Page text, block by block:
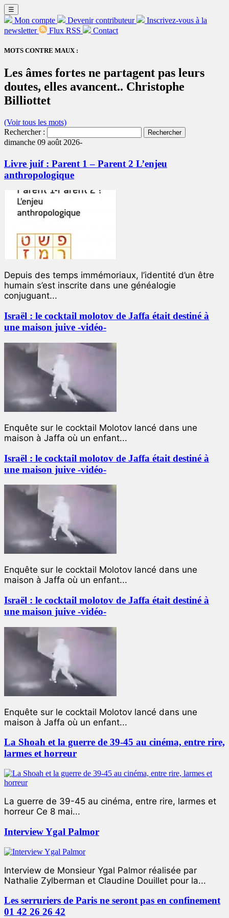
☰
Mon compte Devenir contributeur
Inscrivez-vous à la
newsletter
Flux RSS Contact
MOTS CONTRE MAUX :
Les âmes fortes ne partagent pas leurs
doutes, elles avancent.. Christophe
Billiottet
(Voir tous les mots)
Rechercher :
dimanche 09 août 2026-
Livre juif : Parent 1 – Parent 2 L’enjeu
anthropologique
Depuis des temps immémoriaux, l’identité d’un être
humain s’est inscrite dans une généalogie
conjuguant...
Israël : le cocktail molotov de Jaffa était destiné à
une maison juive -vidéo-
Enquête sur le cocktail Molotov lancé dans une
maison à Jaffa où un enfant...
Israël : le cocktail molotov de Jaffa était destiné à
une maison juive -vidéo-
Enquête sur le cocktail Molotov lancé dans une
maison à Jaffa où un enfant...
Israël : le cocktail molotov de Jaffa était destiné à
une maison juive -vidéo-
Enquête sur le cocktail Molotov lancé dans une
maison à Jaffa où un enfant...
La Shoah et la guerre de 39-45 au cinéma, entre rire,
larmes et horreur
La guerre de 39-45 au cinéma, entre rire, larmes et
horreur Ce 8 mai...
Interview Ygal Palmor
Interview de Monsieur Ygal Palmor réalisée par
Nathalie Zylberman et Claudine Douillet pour la...
Les serruriers de Paris ne seront pas en confinement
01 42 26 26 42